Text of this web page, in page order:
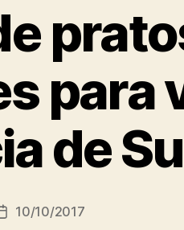
para
de
10/10/2017